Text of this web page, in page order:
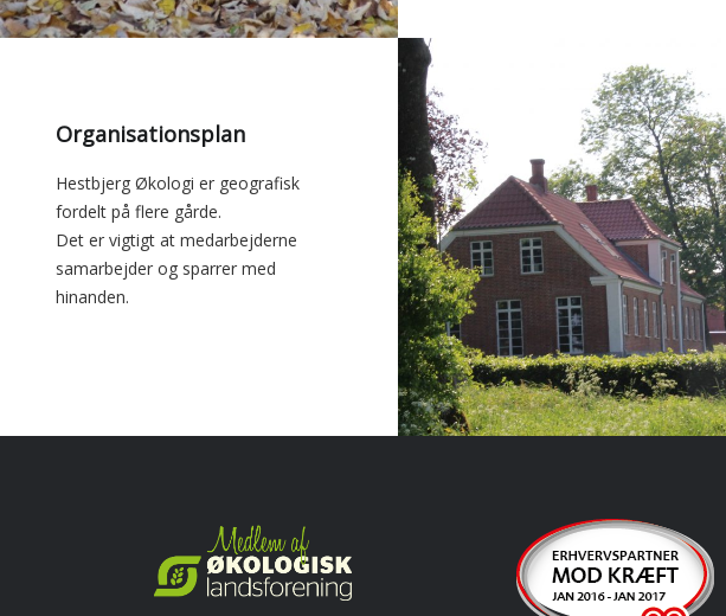
Organisationsplan
Hestbjerg Økologi er geografisk
fordelt på flere gårde.
Det er vigtigt at medarbejderne
samarbejder og sparrer med
hinanden.